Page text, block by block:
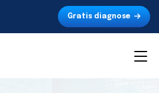
Gratis diagnose